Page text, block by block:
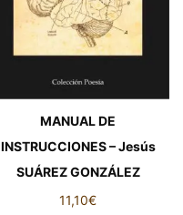
MANUAL DE
INSTRUCCIONES – Jesús
SUÁREZ GONZÁLEZ
11,10€